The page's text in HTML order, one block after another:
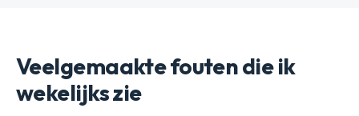
Veelgemaakte fouten die ik
wekelijks zie